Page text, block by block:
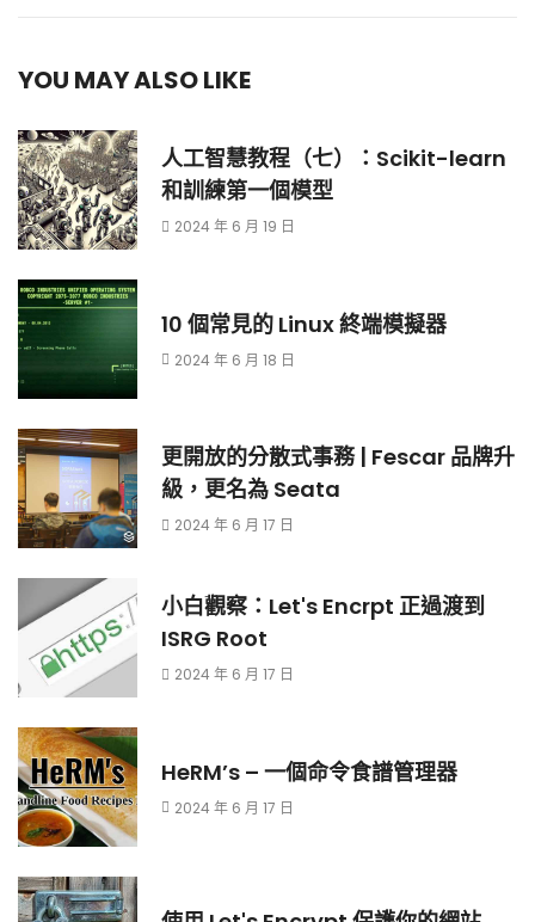
YOU MAY ALSO LIKE
人工智慧教程（七）：Scikit-learn
和訓練第一個模型
2024 年 6 月 19 日
10 個常見的 Linux 終端模擬器
2024 年 6 月 18 日
更開放的分散式事務 | Fescar 品牌升
級，更名為 Seata
2024 年 6 月 17 日
小白觀察：Let's Encrpt 正過渡到
ISRG Root
2024 年 6 月 17 日
HeRM’s – 一個命令食譜管理器
2024 年 6 月 17 日